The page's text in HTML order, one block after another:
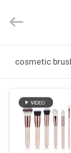
ÜRÜN:%
Reserved.
cosmetic